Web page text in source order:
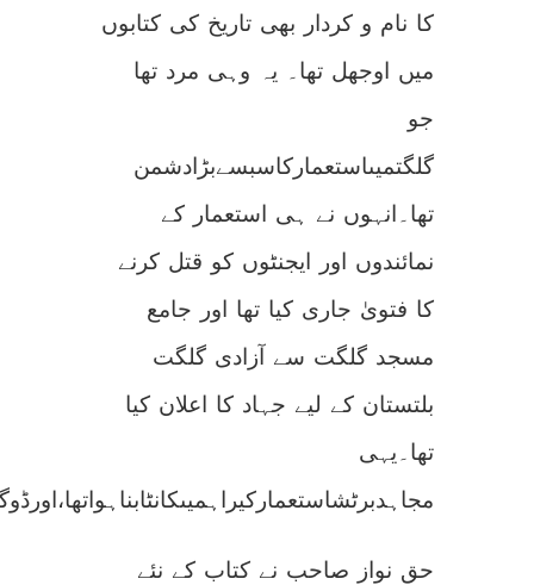
کا نام و کردار بھی تاریخ کی کتابوں
میں اوجھل تھا۔ یہ وہی مرد تھا
جو
گلگتمیںاستعمارکاسبسےبڑادشمن
تھا۔انہوں نے ہی استعمار کے
نمائندوں اور ایجنٹوں کو قتل کرنے
کا فتویٰ جاری کیا تھا اور جامع
مسجد گلگت سے آزادی گلگت
بلتستان کے لیے جہاد کا اعلان کیا
تھا۔یہی
حق نواز صاحب نے کتاب کے نئے